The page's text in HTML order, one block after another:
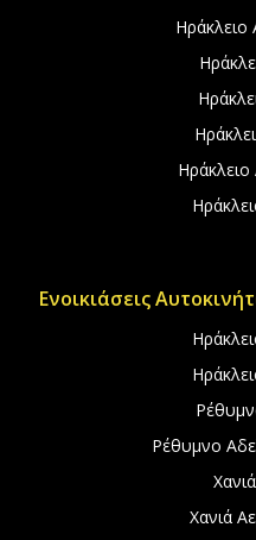
Ηράκλειο
Ενοικιάσεις
Ρέθυμνο
Χανιά